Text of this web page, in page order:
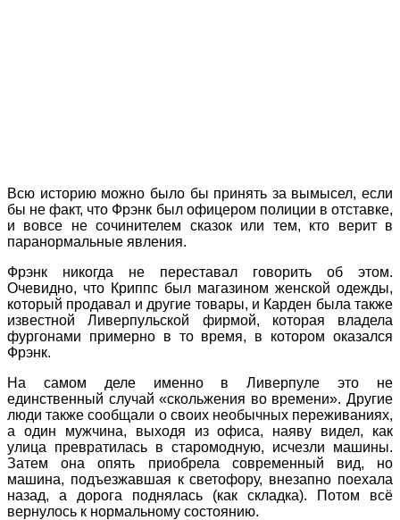
Всю историю можно было бы принять за вымысел, если
бы не факт, что Фрэнк был офицером полиции в отставке,
и вовсе не сочинителем сказок или тем, кто верит в
паранормальные явления.
Фрэнк никогда не переставал говорить об этом.
Очевидно, что Криппс был магазином женской одежды,
который продавал и другие товары, и Карден была также
известной Ливерпульской фирмой, которая владела
фургонами примерно в то время, в котором оказался
Фрэнк.
На самом деле именно в Ливерпуле это не
единственный случай «скольжения во времени». Другие
люди также сообщали о своих необычных переживаниях,
а один мужчина, выходя из офиса, наяву видел, как
улица превратилась в старомодную, исчезли машины.
Затем она опять приобрела современный вид, но
машина, подъезжавшая к светофору, внезапно поехала
назад, а дорога поднялась (как складка). Потом всё
вернулось к нормальному состоянию.